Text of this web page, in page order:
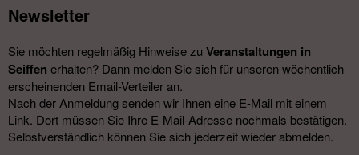
Newsletter​
Sie möchten regelmäßig Hinweise zu Veranstal­tungen in
Seiffen erhalten? Dann melden Sie sich für unseren wöchentlich
erscheinenden Email-Verteiler an.
Nach der Anmeldung senden wir Ihnen eine E-Mail mit einem
Link. Dort müssen Sie Ihre E-Mail-Adresse nochmals bestätigen.
Selbstverständlich können Sie sich jederzeit wieder abmelden.​